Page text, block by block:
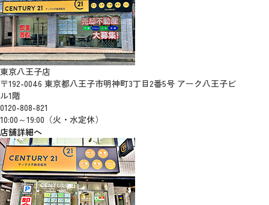
東京八王子店
〒192-0046 東京都八王子市明神町3丁目2番5号 アーク八王子ビ
ル1階
0120-808-821
10:00～19:00（火・水定休）
店舗詳細へ